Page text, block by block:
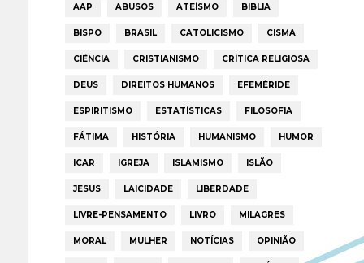
AAP ABUSOS ATEÍSMO BIBLIA
BISPO BRASIL CATOLICISMO CISMA
CIÊNCIA CRISTIANISMO CRÍTICA RELIGIOSA
DEUS DIREITOS HUMANOS EFEMÉRIDE
ESPIRITISMO ESTATÍSTICAS FILOSOFIA
FÁTIMA HISTÓRIA HUMANISMO HUMOR
ICAR IGREJA ISLAMISMO ISLÃO
JESUS LAICIDADE LIBERDADE
LIVRE-PENSAMENTO LIVRO MILAGRES
MORAL MULHER NOTÍCIAS OPINIÃO